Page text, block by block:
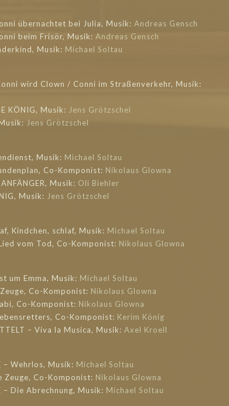
übernachtet bei Julia, Musik: Andreas Gensch
beim Frisör, Musik: Andreas Gensch
Musik: Michael Soltau
wird Clown / Conni im Straßenverkehr, Musik:
KÖNIG, Musik: Jens Grötzschel
Jens Grötzschel
Musik: Michael Soltau
Co-Komponist: Nikolaus Glowna
Musik: Oli Biehler
Musik: Jens Grötzschel
Kindchen, schlaf, Musik: Michael Soltau
vom Tod, Co-Komponist: Nikolaus Glowna
um Emma, Musik: Michael Soltau
Co-Komponist: Nikolaus Glowna
Co-Komponist: Nikolaus Glowna
Co-Komponist: Kerim König
– Viva la Musica, Musik: Axel Kroell
– Wehrlos, Musik: Michael Soltau
Zeuge, Co-Komponist: Nikolaus Glowna
– Die Abrechnung, Musik: Michael Soltau